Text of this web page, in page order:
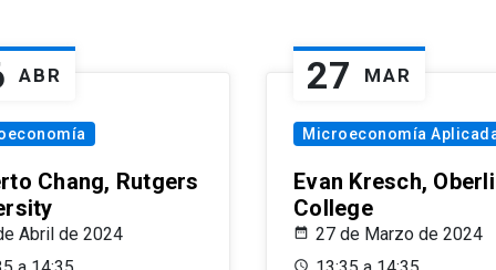
ABR
Chang, Rutgers
Abril de 2024
27 MAR
Microeconomía
Evan Kresch,
College
27 de Marzo de 2024